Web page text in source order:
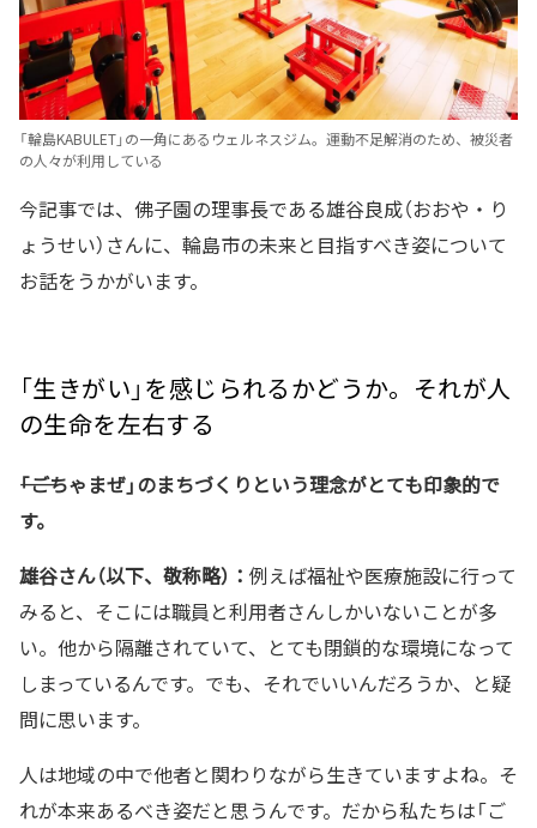
「輪島KABULET」の一角にあるウェルネスジム。運動不足解消のため、被災者
の人々が利用している
今記事では、佛子園の理事長である雄谷良成（おおや・り
ょうせい）さんに、輪島市の未来と目指すべき姿について
お話をうかがいます。
「生きがい」を感じられるかどうか。それが人
の生命を左右する
――「ごちゃまぜ」のまちづくりという理念がとても印象的で
す。
雄谷さん（以下、敬称略）： 例えば福祉や医療施設に行って
みると、そこには職員と利用者さんしかいないことが多
い。他から隔離されていて、とても閉鎖的な環境になって
しまっているんです。でも、それでいいんだろうか、と疑
問に思います。
人は地域の中で他者と関わりながら生きていますよね。そ
れが本来あるべき姿だと思うんです。だから私たちは「ご